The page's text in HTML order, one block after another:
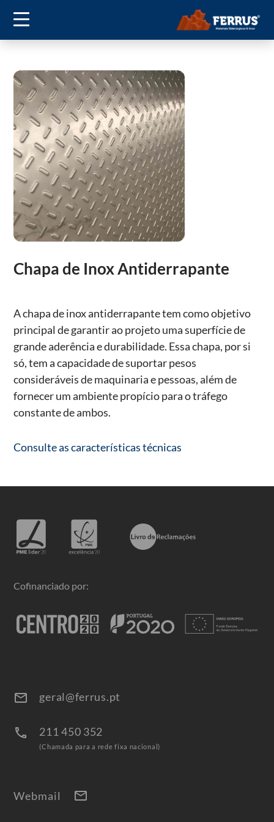
Chapa de Inox Antiderrapante
A chapa de inox antiderrapante tem como objetivo
principal de garantir ao projeto uma superfície de
grande aderência e durabilidade. Essa chapa, por si
só, tem a capacidade de suportar pesos
consideráveis de maquinaria e pessoas, além de
fornecer um ambiente propício para o tráfego
constante de ambos.
Consulte as características técnicas
Cofinanciado por:
email geral@ferrus.pt
call 211 450 352
(Chamada para a rede fixa nacional)
Webmail mail